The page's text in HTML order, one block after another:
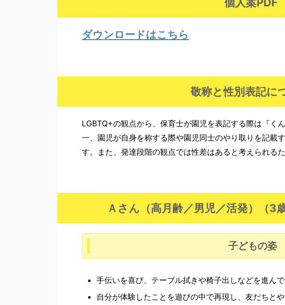
ダウンロードはこちら
敬称と性別表記に
LGBTQ+の観点から、保育士が園児を表記する際は『く
一、園児が自身を称する際や園児同士のやり取りを記載
す。また、発達段階の観点では性差はあると考えられる
Ａさん（高月齢／男児／活発）（3
子どもの姿
手伝いを喜び、テーブル拭きや椅子出しなどを進んで
自分が体験したことを遊びの中で再現し、友だちと